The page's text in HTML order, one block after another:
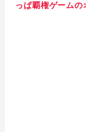
っぱ覇権ゲーム